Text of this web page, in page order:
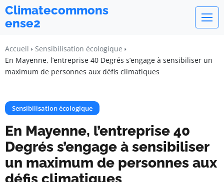
Climatecommons
ense2
Accueil
Sensibilisation écologique
En Mayenne, l’entreprise 40 Degrés s’engage à sensibiliser un
maximum de personnes aux défis climatiques
Sensibilisation écologique
En Mayenne, l’entreprise 40
Degrés s’engage à sensibiliser
un maximum de personnes aux